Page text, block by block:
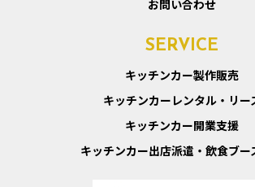
お問い合わせ
SERVICE
キッチンカー製作販売
キッチンカーレンタル・リー
キッチンカー開業支援
キッチンカー出店派遣・飲食ブー